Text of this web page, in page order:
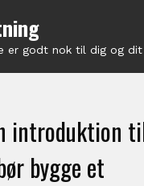
er godt nok til dig og dit
introduktion
bygge et